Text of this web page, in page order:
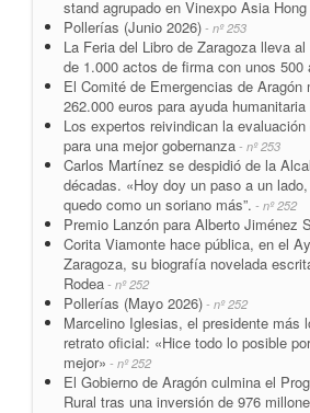
stand agrupado en Vinexpo Asia
Pollerías (Junio 2026) - nº 253
La Feria del Libro de Zaragoza lleva
de 1.000 actos de firma con unos 500
El Comité de Emergencias de Aragón
262.000 euros para ayuda
Los expertos reivindican la
para una mejor gobernanza - nº 253
Carlos Martínez se despidió de la
décadas. «Hoy doy un paso a un
quedo como un soriano más”. - nº 252
Premio Lanzón para Alberto Jiménez
Corita Viamonte hace pública, en el
Zaragoza, su biografía novelada
Rodea - nº 252
Pollerías (Mayo 2026) - nº 252
Marcelino Iglesias, el presidente más
retrato oficial: «Hice todo lo posible
mejor» - nº 252
El Gobierno de Aragón culmina el
Rural tras una inversión de 976